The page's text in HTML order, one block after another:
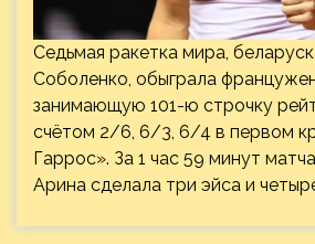
Седьмая ракетка мира,
Соболенко, обыграла
занимающую 101-ю строчку
счётом 2/6, 6/3, 6/4 в первом
Гаррос». За 1 час 59 минут
Арина сделала три эйса и